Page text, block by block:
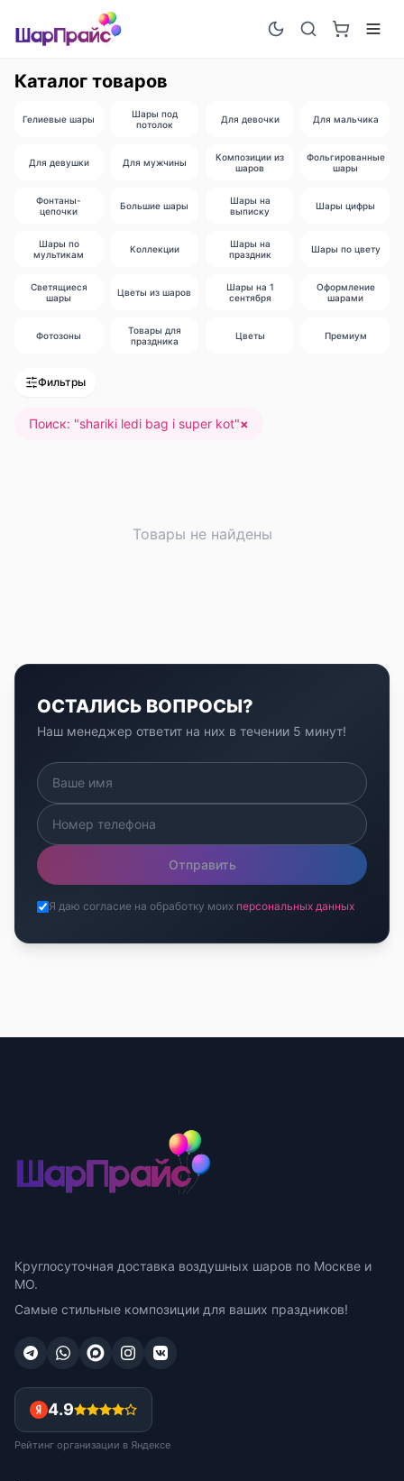
Каталог товаров
Гелиевые шары
Шары под
потолок
Для девочки Для мальчика
Для девушки Для мужчины
Композиции из
шаров
Фольгированные
шары
Фонтаны-
цепочки
Большие шары
Шары на
выписку
Шары цифры
Шары по
мультикам
Коллекции
Шары на
праздник
Шары по цвету
Светящиеся
шары
Цветы из шаров
Шары на 1
сентября
Оформление
шарами
Фотозоны
Товары для
праздника
Цветы Премиум
Фильтры
Поиск: "shariki ledi bag i super kot"×
Товары не найдены
ОСТАЛИСЬ ВОПРОСЫ?
Наш менеджер ответит на них в течении 5 минут!
Отправить
Я даю согласие на обработку моих персональных данных
Круглосуточная доставка воздушных шаров по Москве и
МО.
Самые стильные композиции для ваших праздников!
4.9
Рейтинг организации в Яндексе